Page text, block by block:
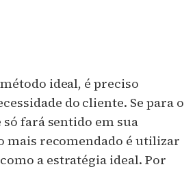
ideal, é preciso
do cliente. Se para o
fará sentido em sua
mais recomendado é utilizar
a estratégia ideal. Por